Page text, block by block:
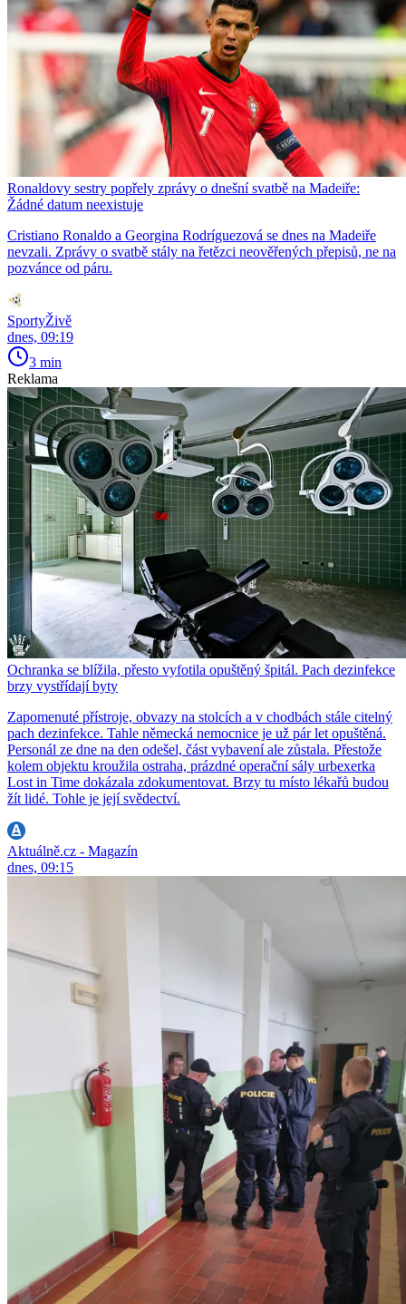
Ronaldovy sestry popřely zprávy o dnešní svatbě na Madeiře:
Žádné datum neexistuje
Cristiano Ronaldo a Georgina Rodríguezová se dnes na Madeiře
nevzali. Zprávy o svatbě stály na řetězci neověřených přepisů, ne na
pozvánce od páru.
SportyŽivě
dnes, 09:19
3 min
Reklama
Ochranka se blížila, přesto vyfotila opuštěný špitál. Pach dezinfekce
brzy vystřídají byty
Zapomenuté přístroje, obvazy na stolcích a v chodbách stále citelný
pach dezinfekce. Tahle německá nemocnice je už pár let opuštěná.
Personál ze dne na den odešel, část vybavení ale zůstala. Přestože
kolem objektu kroužila ostraha, prázdné operační sály urbexerka
Lost in Time dokázala zdokumentovat. Brzy tu místo lékařů budou
žít lidé. Tohle je její svědectví.
Aktuálně.cz - Magazín
dnes, 09:15